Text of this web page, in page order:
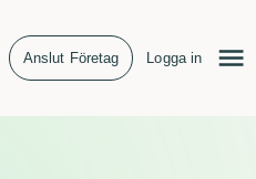
Anslut Företag Logga in